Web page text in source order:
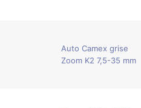
Auto Camex grise
Zoom K2 7,5-35 mm